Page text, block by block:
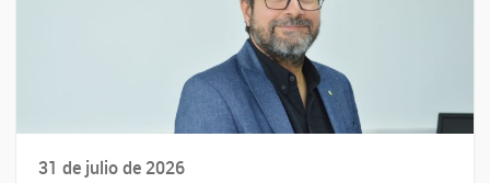
31 de julio de 2026